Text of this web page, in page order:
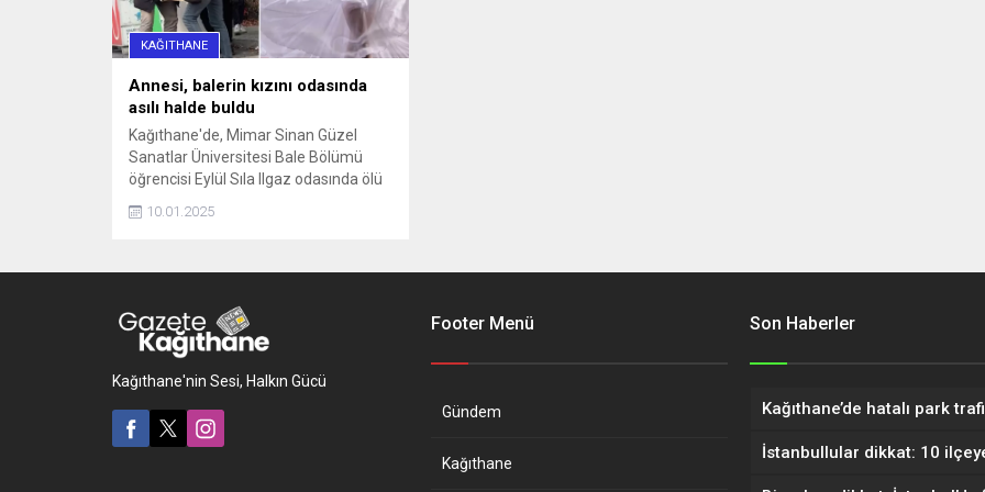
KAĞITHANE
Annesi, balerin kızını odasında
asılı halde buldu
Kağıthane'de, Mimar Sinan Güzel
Sanatlar Üniversitesi Bale Bölümü
öğrencisi Eylül Sıla Ilgaz odasında ölü
sıralarında Hamidiye Mahallesi'nde
10.01.2025
Kağıthane'nin Sesi, Halkın Gücü
Footer Menü
Gündem
Kağıthane
Son Haberler